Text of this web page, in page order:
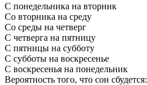
С понедельника на вторник
Со вторника на среду
Со среды на четверг
С четверга на пятницу
С пятницы на субботу
С субботы на воскресенье
С воскресенья на понедельник
Вероятность того, что сон сбудется: